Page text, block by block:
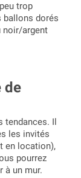
trop
ballons dorés
noir/argent
de
tendances. Il
les invités
en location),
pourrez
à un mur.